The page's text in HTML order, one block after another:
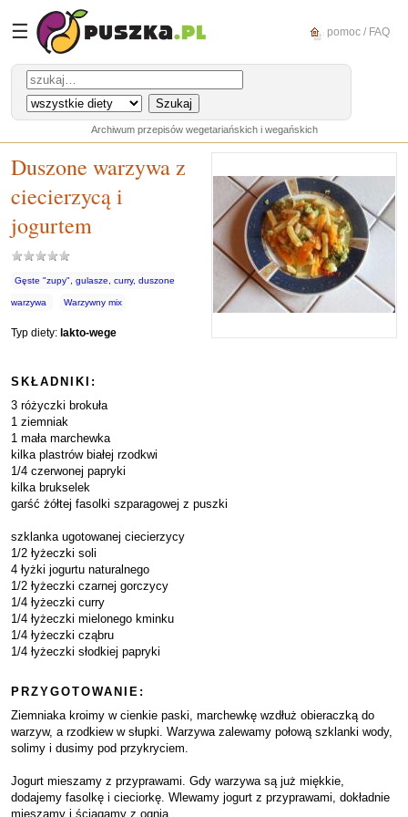
☰ pomoc / FAQ
Archiwum przepisów wegetariańskich i wegańskich
Duszone warzywa z
ciecierzycą i
jogurtem
Gęste "zupy", gulasze, curry, duszone
warzywa Warzywny mix
Typ diety: lakto-wege
SKŁADNIKI:
3 różyczki brokuła
1 ziemniak
1 mała marchewka
kilka plastrów białej rzodkwi
1/4 czerwonej papryki
kilka brukselek
garść żółtej fasolki szparagowej z puszki
szklanka ugotowanej ciecierzycy
1/2 łyżeczki soli
4 łyżki jogurtu naturalnego
1/2 łyżeczki czarnej gorczycy
1/4 łyżeczki curry
1/4 łyżeczki mielonego kminku
1/4 łyżeczki cząbru
1/4 łyżeczki słodkiej papryki
PRZYGOTOWANIE:
Ziemniaka kroimy w cienkie paski, marchewkę wzdłuż obieraczką do
warzyw, a rzodkiew w słupki. Warzywa zalewamy połową szklanki wody,
solimy i dusimy pod przykryciem.
Jogurt mieszamy z przyprawami. Gdy warzywa są już miękkie,
dodajemy fasolkę i cieciorkę. Wlewamy jogurt z przyprawami, dokładnie
mieszamy i ściągamy z ognia.